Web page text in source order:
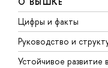
Цифры и факты
Руководство и
Устойчивое